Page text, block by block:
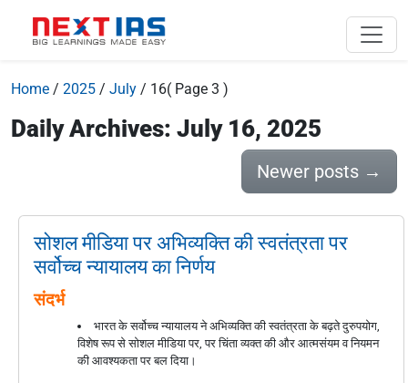
Home / 2025 / July / 16( Page 3 )
Daily Archives: July 16, 2025
Newer posts →
सोशल मीडिया पर अभिव्यक्ति की स्वतंत्रता पर
सर्वोच्च न्यायालय का निर्णय
संदर्भ
भारत के सर्वोच्च न्यायालय ने अभिव्यक्ति की स्वतंत्रता के बढ़ते दुरुपयोग,
विशेष रूप से सोशल मीडिया पर, पर चिंता व्यक्त की और आत्मसंयम व नियमन
की आवश्यकता पर बल दिया।